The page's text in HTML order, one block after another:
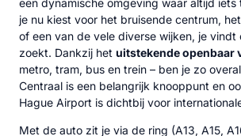
een dynamische omgeving waar altijd
je nu kiest voor het bruisende centrum,
of een van de vele diverse wijken, je vindt
zoekt. Dankzij het uitstekende openbaar
metro, tram, bus en trein – ben je zo
Centraal is een belangrijk knooppunt en
Hague Airport is dichtbij voor
Met de auto zit je via de ring (A13, A15,